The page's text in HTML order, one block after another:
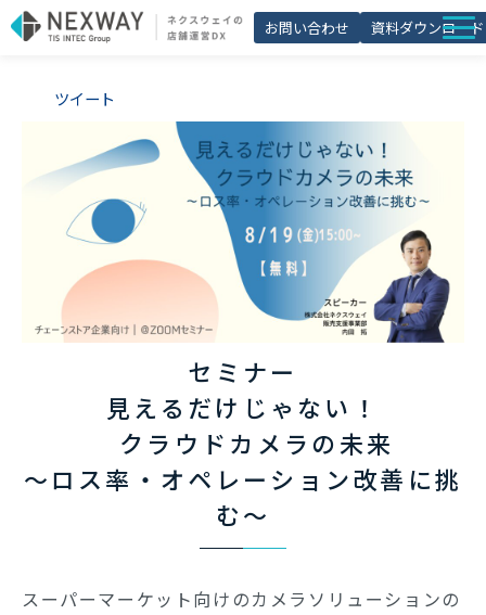
お問い合わせ 資料ダウンロード
導入事例
ブログ
セミナー
よくあるご質問
お役立ち資料一覧
ツイート
セミナー
見えるだけじゃない！
クラウドカメラの未来
～ロス率・オペレーション改善に挑
む～
スーパーマーケット向けのカメラソリューションの